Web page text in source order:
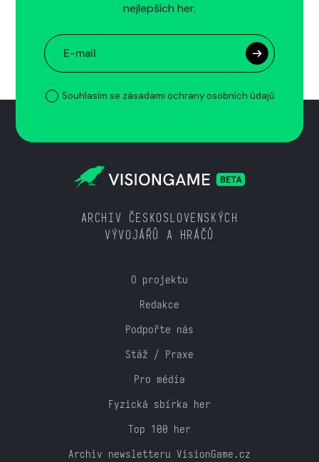
nejlepších her.
Souhlasím se zásadami ochrany osobních údajů
ARCHIV ČESKOSLOVENSKÝCH
VÝVOJÁŘŮ A HRÁČŮ
O projektu
Redakce
Podpořte nás
Stáž / Praxe
Pro média
Fyzická sbírka her
Top 100 her
Archiv newsletteru VisionGame.cz